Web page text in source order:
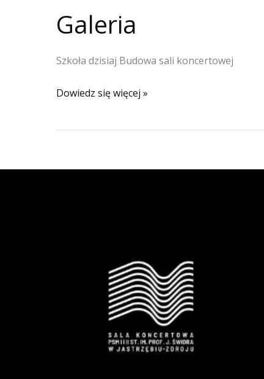
Galeria
Szkoła dzisiaj Budowa sali koncertowej
Galeria
Dowiedz się więcej »